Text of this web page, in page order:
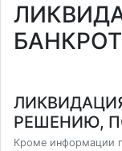
РЕШЕНИЮ,
Кроме информации